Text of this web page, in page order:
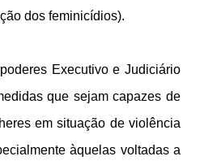
dos feminicídios).
Executivo e Judiciário
que sejam capazes de
em situação de violência
àquelas voltadas a